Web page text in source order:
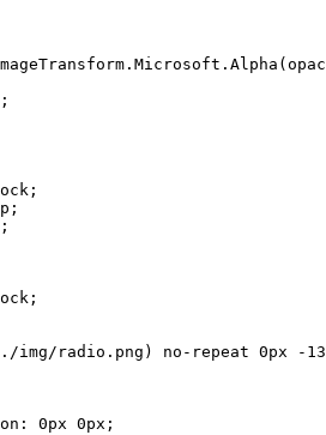
img/radio.png) no-repeat 0px -
0px 0px;